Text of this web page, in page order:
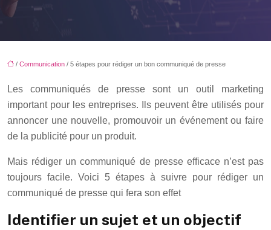
/ Communication / 5 étapes pour rédiger un bon communiqué de presse
Les communiqués de presse sont un outil marketing
important pour les entreprises. Ils peuvent être utilisés pour
annoncer une nouvelle, promouvoir un événement ou faire
de la publicité pour un produit.
Mais rédiger un communiqué de presse efficace n’est pas
toujours facile. Voici 5 étapes à suivre pour rédiger un
communiqué de presse qui fera son effet
Identifier un sujet et un objectif